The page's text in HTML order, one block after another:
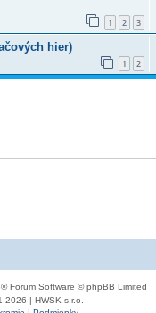
1 2 3
hier)
1 2
® Forum Software © phpBB Limited
2026 | HWSK s.r.o.